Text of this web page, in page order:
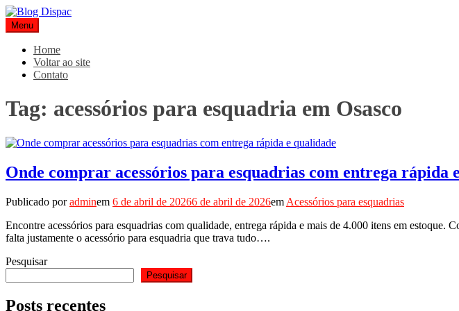
Pular
para
o
conteúdo
Blog Dispac
Soluções completas em ferros e esquadrias
Menu
Home
Voltar ao site
Contato
Tag: acessórios para esquadria em Osasco
Onde comprar acessórios para esquadrias com entrega rápida
Publicado poradminem 6 de abril de 20266 de abril de 2026em Acessórios para esquadrias
Encontre acessórios para esquadrias com qualidade, entrega rápida e mais de 4.000 itens em
falta justamente o acessório para esquadria que trava tudo….
Pesquisar
Pesquisar
Posts recentes